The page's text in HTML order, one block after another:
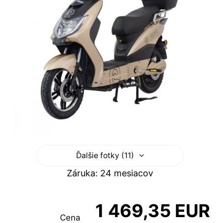
Ďalšie fotky (11)
Záruka: 24 mesiacov
Cena 1 469,35 EUR